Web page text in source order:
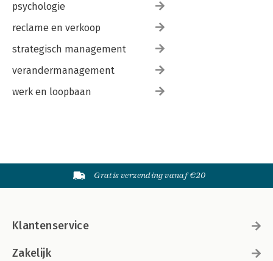
psychologie
reclame en verkoop
strategisch management
verandermanagement
werk en loopbaan
Gratis verzending vanaf €20
Klantenservice
Zakelijk